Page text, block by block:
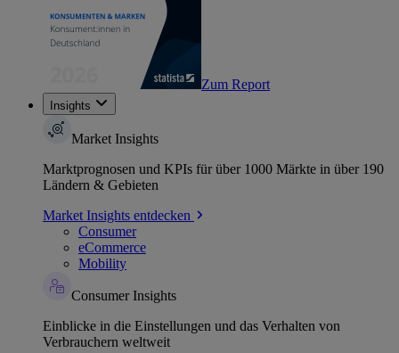
Zum Report
Insights
Market Insights
Marktprognosen und KPIs für über 1000 Märkte in über 190
Ländern & Gebieten
Market Insights entdecken
Consumer
eCommerce
Mobility
Consumer Insights
Einblicke in die Einstellungen und das Verhalten von
Verbrauchern weltweit